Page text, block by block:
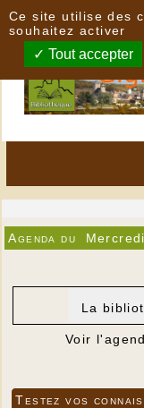
Agenda du
La
Voir
Testez vos
Ce site utilise des
souhaitez activer
Tout accepter